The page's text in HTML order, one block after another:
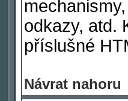
odkazy, atd.
příslušné
Návrat nahoru